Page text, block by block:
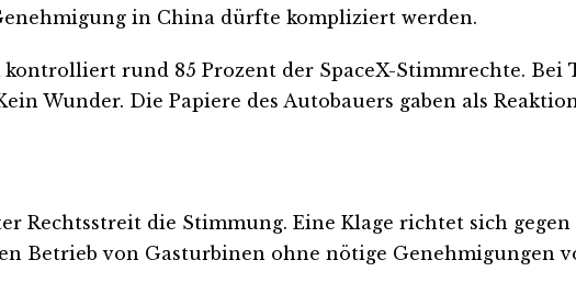
in China dürfte kompliziert werden.
rund 85 Prozent der SpaceX-Stimmrechte. Bei
Wunder. Die Papiere des Autobauers gaben als
Rechtsstreit die Stimmung. Eine Klage richtet sich gegen
Betrieb von Gasturbinen ohne nötige Genehmigungen